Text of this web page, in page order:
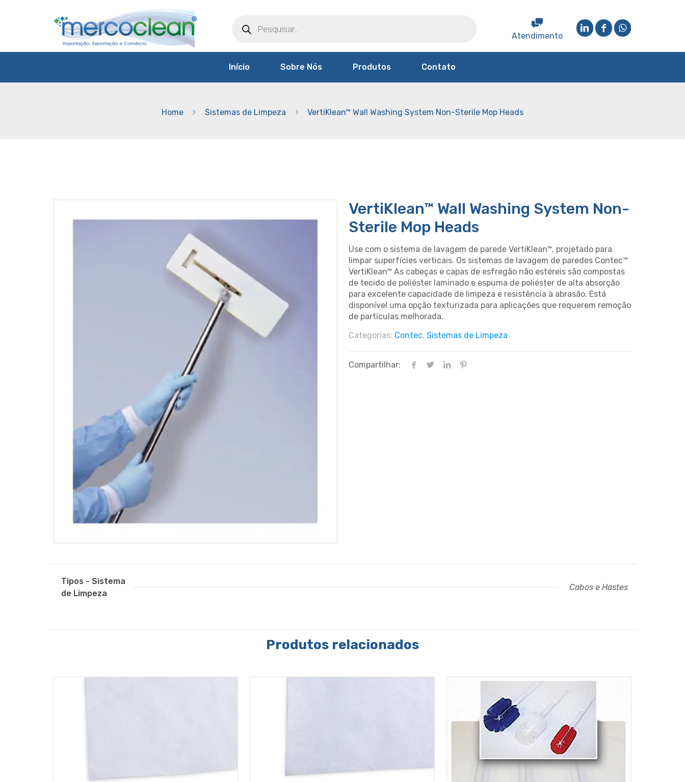
search
Atendimento
Início Sobre Nós Produtos Contato
Home Sistemas de Limpeza VertiKlean™ Wall Washing System Non-Sterile Mop Heads
VertiKlean™ Wall Washing System Non-
Sterile Mop Heads
Use com o sistema de lavagem de parede VertiKlean™, projetado para
limpar superfícies verticais. Os sistemas de lavagem de paredes Contec™
VertiKlean™ As cabeças e capas de esfregão não estéreis são compostas
de tecido de poliéster laminado e espuma de poliéster de alta absorção
para excelente capacidade de limpeza e resistência à abrasão. Está
disponível uma opção texturizada para aplicações que requerem remoção
de partículas melhorada.
Categorias: Contec, Sistemas de Limpeza
Compartilhar:
Tipos - Sistema
de Limpeza
Cabos e Hastes
Produtos relacionados